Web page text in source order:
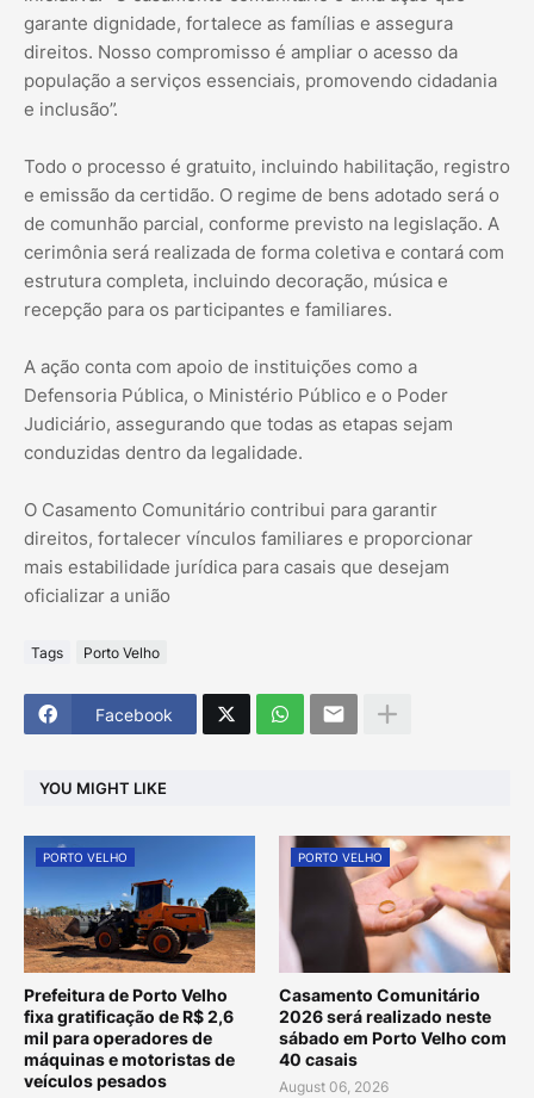
garante dignidade, fortalece as famílias e assegura
direitos. Nosso compromisso é ampliar o acesso da
população a serviços essenciais, promovendo cidadania
e inclusão”.
Todo o processo é gratuito, incluindo habilitação, registro
e emissão da certidão. O regime de bens adotado será o
de comunhão parcial, conforme previsto na legislação. A
cerimônia será realizada de forma coletiva e contará com
estrutura completa, incluindo decoração, música e
recepção para os participantes e familiares.
A ação conta com apoio de instituições como a
Defensoria Pública, o Ministério Público e o Poder
Judiciário, assegurando que todas as etapas sejam
conduzidas dentro da legalidade.
O Casamento Comunitário contribui para garantir
direitos, fortalecer vínculos familiares e proporcionar
mais estabilidade jurídica para casais que desejam
oficializar a união
Tags Porto Velho
Facebook
YOU MIGHT LIKE
PORTO VELHO
Prefeitura de Porto Velho
fixa gratificação de R$ 2,6
mil para operadores de
máquinas e motoristas de
veículos pesados
PORTO VELHO
Casamento Comunitário
2026 será realizado neste
sábado em Porto Velho com
40 casais
August 06, 2026